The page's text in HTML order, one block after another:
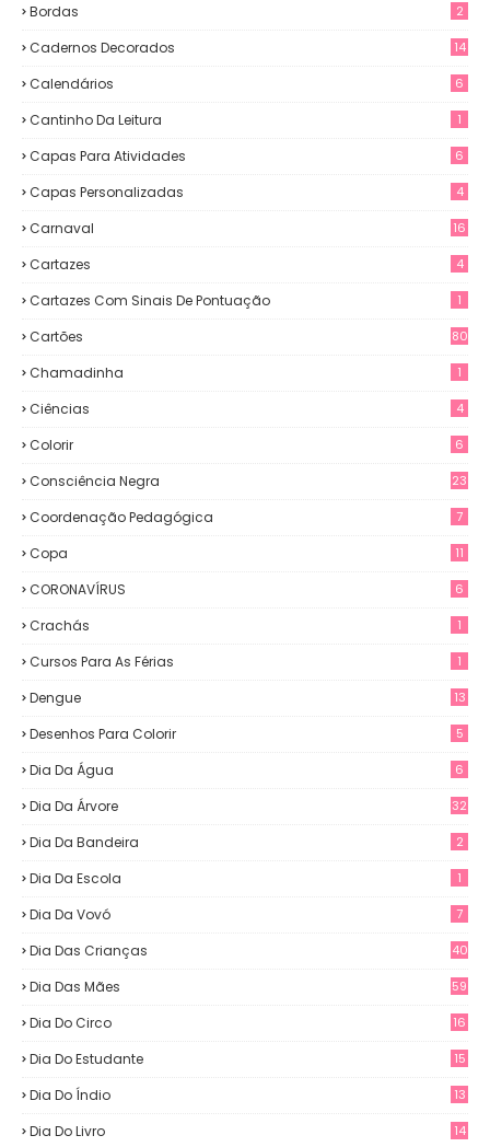
Bordas 2
Cadernos Decorados 14
Calendários 6
Cantinho Da Leitura 1
Capas Para Atividades 6
Capas Personalizadas 4
Carnaval 16
Cartazes 4
Cartazes Com Sinais De Pontuação 1
Cartões 80
Chamadinha 1
Ciências 4
Colorir 6
Consciência Negra 23
Coordenação Pedagógica 7
Copa 11
CORONAVÍRUS 6
Crachás 1
Cursos Para As Férias 1
Dengue 13
Desenhos Para Colorir 5
Dia Da Água 6
Dia Da Árvore 32
Dia Da Bandeira 2
Dia Da Escola 1
Dia Da Vovó 7
Dia Das Crianças 40
Dia Das Mães 59
Dia Do Circo 16
Dia Do Estudante 15
Dia Do Índio 13
Dia Do Livro 14